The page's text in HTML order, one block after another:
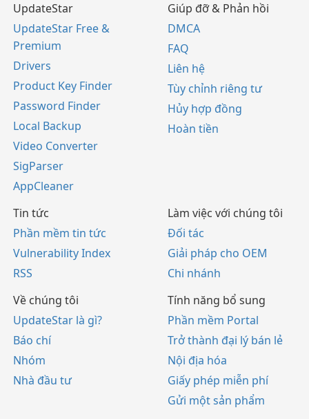
UpdateStar
UpdateStar Free &
Premium
Drivers
Product Key Finder
Password Finder
Local Backup
Video Converter
SigParser
AppCleaner
Giúp đỡ & Phản hồi
DMCA
FAQ
Liên hệ
Tùy chỉnh riêng tư
Hủy hợp đồng
Hoàn tiền
Tin tức
Phần mềm tin tức
Vulnerability Index
RSS
Làm việc với chúng tôi
Đối tác
Giải pháp cho OEM
Chi nhánh
Về chúng tôi
UpdateStar là gì?
Báo chí
Nhóm
Nhà đầu tư
Tính năng bổ sung
Phần mềm Portal
Trở thành đại lý bán lẻ
Nội địa hóa
Giấy phép miễn phí
Gửi một sản phẩm